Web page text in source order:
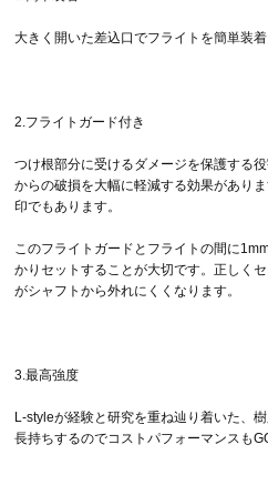
大きく開いた差込口でフライトを簡単装着
2.フライトガード付き
つけ根部分に受けるダメージを保護する
からの破損を大幅に軽減する効果があり
印でもあります。
このフライトガードとフライトの間に
かりセットすることが大切です。正しく
がシャフトから外れにくくなります。
3.最高強度
L-styleが経験と研究を重ね辿り着いた、
長持ちするのでコストパフォーマンスも